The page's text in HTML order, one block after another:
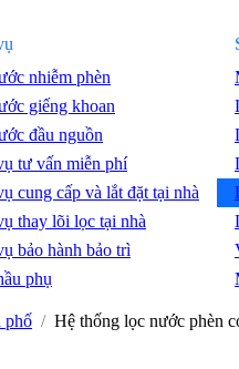
nhiễm phèn
giếng khoan
đầu nguồn
tư vấn miễn phí
cung cấp và lắt đặt tại nhà
thay lõi lọc tại nhà
bảo hành bảo trì
phụ
phố Hệ thống lọc nước phèn